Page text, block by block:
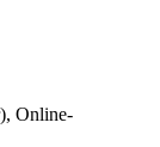
Online-